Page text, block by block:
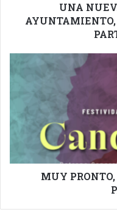
PARTICIPANTES.
UNA
PRONTO,
FESTIVIDAD
LA
PATRONA.
MUY